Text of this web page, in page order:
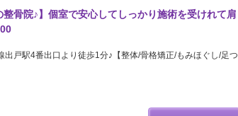
整骨院♪】個室で安心してしっかり施術を受けれて肩
出戸駅4番出口より徒歩1分♪【整体/骨格矯正/もみほぐし/足つ